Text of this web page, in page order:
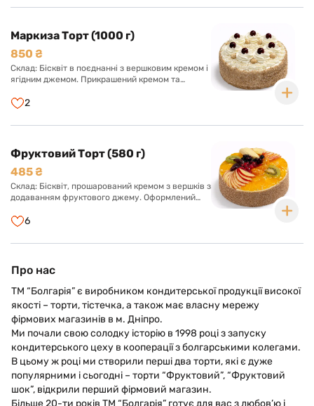
Маркиза Торт (1000 г)
850 ₴
Склад: Бісквіт в поєднанні з вершковим кремом і
ягідним джемом. Прикрашений кремом та
2
Фруктовий Торт (580 г)
485 ₴
Склад: Бісквіт, прошарований кремом з вершків з
додаванням фруктового джему. Оформлений
прозорому желе.
6
Про нас
ТМ “Болгарія” є виробником кондитерської продукції високої
якості – торти, тістечка, а також має власну мережу
фірмових магазинів в м. Дніпро.
Ми почали свою солодку історію в 1998 році з запуску
кондитерського цеху в кооперації з болгарськими колегами.
В цьому ж році ми створили перші два торти, які є дуже
популярними і сьогодні – торти “Фруктовий”, “Фруктовий
шок”, відкрили перший фірмовий магазин.
Більше 20-ти років ТМ “Болгарія” готує для вас з любов’ю і